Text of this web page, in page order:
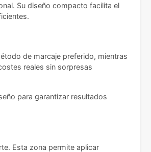
Su diseño compacto facilita el
de marcaje preferido, mientras
reales sin sorpresas
para garantizar resultados
Esta zona permite aplicar